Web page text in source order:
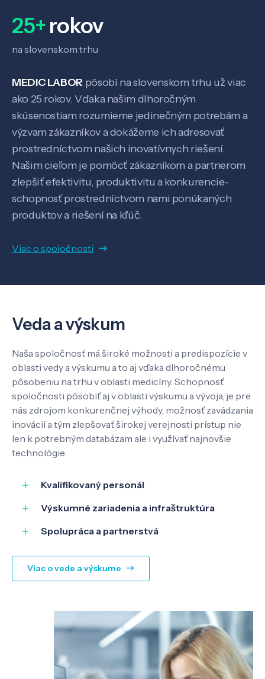
Veda a výskum
Know-how
O nás
Kontakt
25+rokov
na slovenskom trhu
MEDIC LABOR pôsobí na slovenskom trhu už viac
ako 25 rokov. Vďaka našim dlhoročným
skúsenostiam rozumieme jedinečným potrebám a
výzvam zákazníkov a dokážeme ich adresovať
prostredníctvom našich inovatívnych riešení.
Našim cieľom je pomôcť zákazníkom a partnerom
zlepšiť efektivitu, produktivitu a konkurencie-
schopnosť prostredníctvom nami ponúkaných
produktov a riešení na kľúč.
Viac o spoločnosti
Veda a výskum
Naša spoločnosť má široké možnosti a predispozície v
oblasti vedy a výskumu a to aj vďaka dlhoročnému
pôsobeniu na trhu v oblasti medicíny. Schopnosť
spoločnosti pôsobiť aj v oblasti výskumu a vývoja, je pre
nás zdrojom konkurenčnej výhody, možnosť zavádzania
inovácií a tým zlepšovať širokej verejnosti prístup nie
len k potrebným databázam ale i využívať najnovšie
technológie.
Kvalifikovaný personál
Výskumné zariadenia a infraštruktúra
Spolupráca a partnerstvá
Viac o vede a výskume